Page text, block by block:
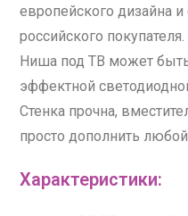
европейского дизайна
российского покупателя.
Ниша под ТВ может
эффектной
Стенка прочна,
просто дополнить
Характеристики: